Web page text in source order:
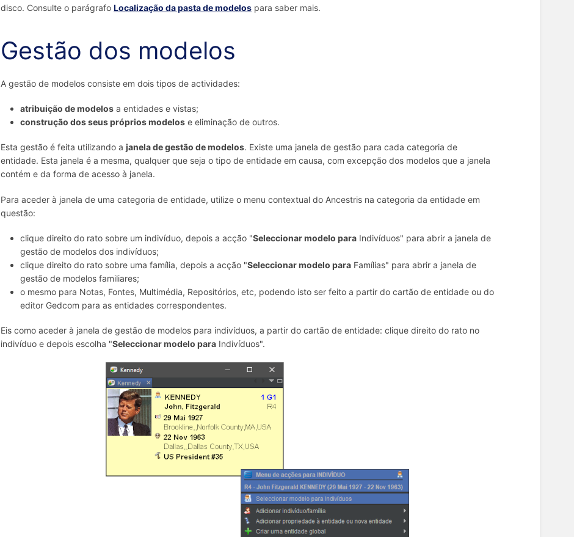
disco. Consulte o parágrafo Localização da pasta de modelos para saber mais.
Gestão dos modelos
A gestão de modelos consiste em dois tipos de actividades:
atribuição de modelos a entidades e vistas;
construção dos seus próprios modelos e eliminação de outros.
Esta gestão é feita utilizando a janela de gestão de modelos. Existe uma janela de gestão para cada categoria de
entidade. Esta janela é a mesma, qualquer que seja o tipo de entidade em causa, com excepção dos modelos que a janela
contém e da forma de acesso à janela.
Para aceder à janela de uma categoria de entidade, utilize o menu contextual do Ancestris na categoria da entidade em
questão:
clique direito do rato sobre um indivíduo, depois a acção "Seleccionar modelo para Indivíduos" para abrir a janela de
gestão de modelos dos indivíduos;
clique direito do rato sobre uma família, depois a acção "Seleccionar modelo para Famílias" para abrir a janela de
gestão de modelos familiares;
o mesmo para Notas, Fontes, Multimédia, Repositórios, etc, podendo isto ser feito a partir do cartão de entidade ou do
editor Gedcom para as entidades correspondentes.
Eis como aceder à janela de gestão de modelos para indivíduos, a partir do cartão de entidade: clique direito do rato no
indivíduo e depois escolha "Seleccionar modelo para Indivíduos".